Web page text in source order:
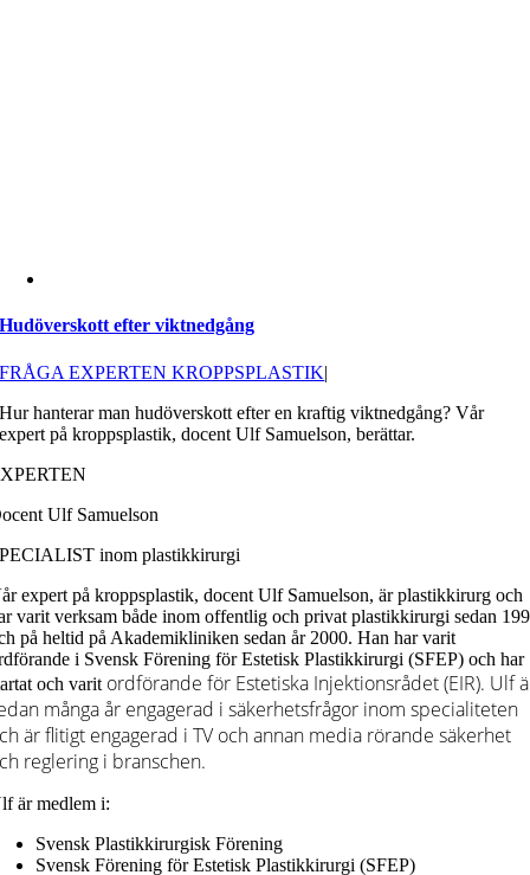
Hudöverskott efter viktnedgång
FRÅGA EXPERTEN KROPPSPLASTIK|
Hur hanterar man hudöverskott efter en kraftig viktnedgång? Vår
expert på kroppsplastik, docent Ulf Samuelson, berättar.
Ulf Samuelson
inom plastikkirurgi
expert på kroppsplastik, docent Ulf Samuelson, är plastikkirurg och
varit verksam både inom offentlig och privat plastikkirurgi sedan
på heltid på Akademikliniken sedan år 2000. Han har varit
i Svensk Förening för Estetisk Plastikkirurgi (SFEP) och har
och varit ordförande för Estetiska Injektionsrådet (EIR). Ulf
många år engagerad i säkerhetsfrågor inom specialiteten
är flitigt engagerad i TV och annan media rörande säkerhet
reglering i branschen.
är medlem i:
Svensk Plastikkirurgisk Förening
Svensk Förening för Estetisk Plastikkirurgi (SFEP)